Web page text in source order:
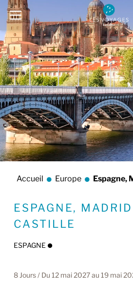
Accueil Europe Espagne,
ESPAGNE,
CASTILLE
ESPAGNE
8 Jours / Du 12 mai 2027 au 19 mai